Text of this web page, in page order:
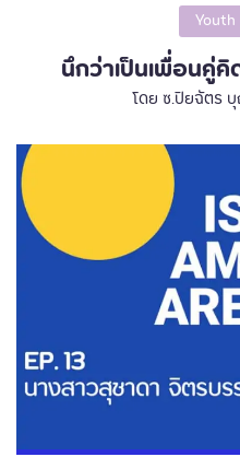
นึกว่าเป็นเพื่อนคู่
โดย ซ.ปิยฉัตร